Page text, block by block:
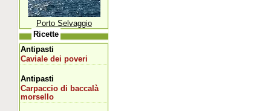
Porto Selvaggio
Ricette
Antipasti
Caviale dei poveri
Antipasti
Carpaccio di baccalà
morsello